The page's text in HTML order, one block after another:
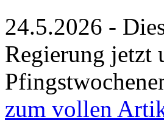
24.5.2026 -
Regierung jetzt
zum vollen